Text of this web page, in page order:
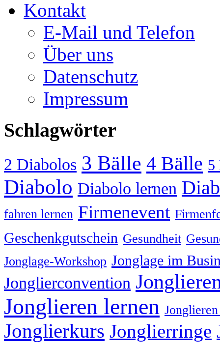
Kontakt
E-Mail und Telefon
Über uns
Datenschutz
Impressum
Schlagwörter
2 Diabolos 3 Bälle 4 Bälle 5
Diabolo Diabolo lernen
fahren lernen Firmenevent
Geschenkgutschein Gesundheit
Jonglage-Workshop Jonglage im
Jonglierconvention
Jonglieren lernen
Jonglierkurs Jonglierringe